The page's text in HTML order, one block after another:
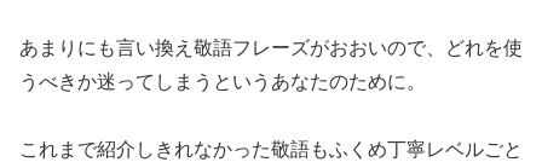
あまりにも言い換え敬語フレーズがおおいので、どれを使
うべきか迷ってしまうというあなたのために。
これまで紹介しきれなかった敬語もふくめ丁寧レベルごと